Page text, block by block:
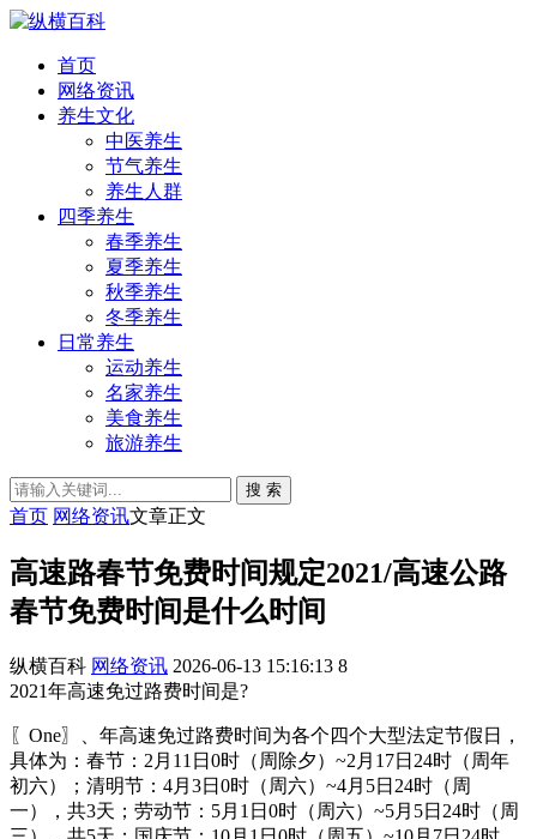
首页
网络资讯
养生文化
中医养生
节气养生
养生人群
四季养生
春季养生
夏季养生
秋季养生
冬季养生
日常养生
运动养生
名家养生
美食养生
旅游养生
搜 索
首页 网络资讯文章正文
高速路春节免费时间规定2021/高速公路
春节免费时间是什么时间
纵横百科 网络资讯 2026-06-13 15:16:13 8
2021年高速免过路费时间是?
〖One〗、年高速免过路费时间为各个四个大型法定节假日，
具体为：春节：2月11日0时（周除夕）~2月17日24时（周年
初六）；清明节：4月3日0时（周六）~4月5日24时（周
一），共3天；劳动节：5月1日0时（周六）~5月5日24时（周